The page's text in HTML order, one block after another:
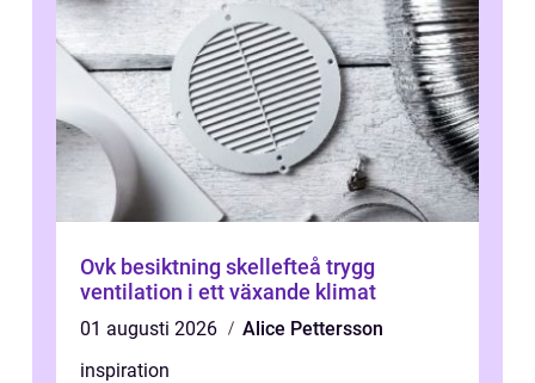
Ovk besiktning skellefteå trygg
ventilation i ett växande klimat
01 augusti 2026
Alice Pettersson
inspiration